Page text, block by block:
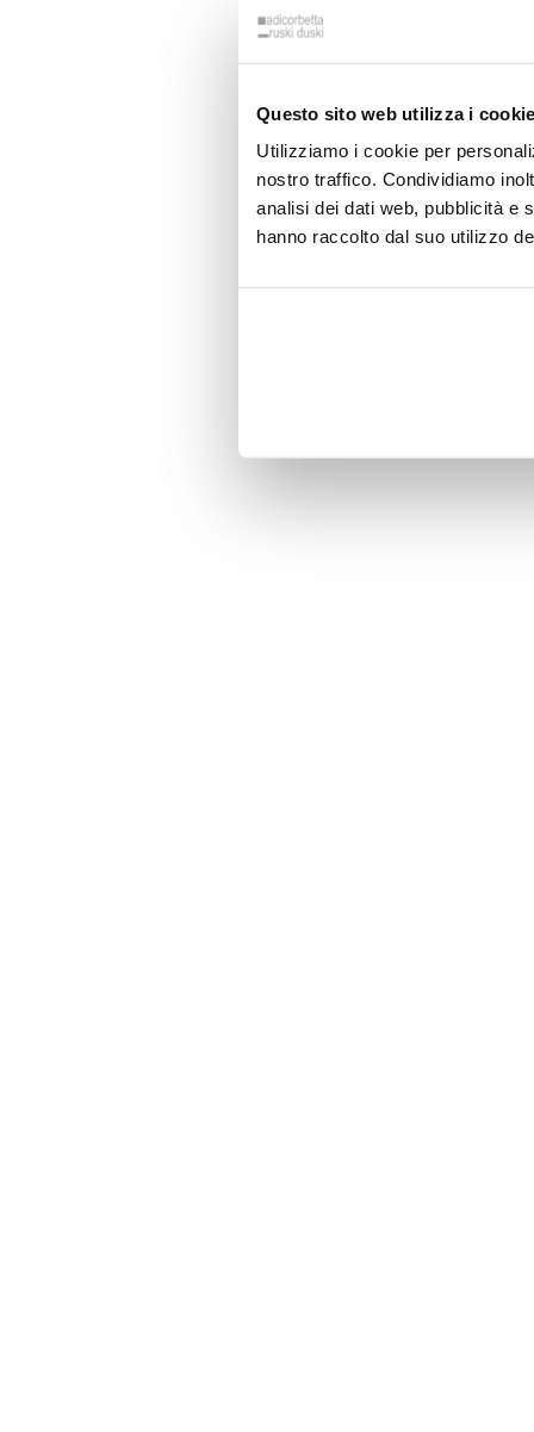
Questo sito web utilizza i
Utilizziamo i cookie per
nostro traffico. Condividiamo
analisi dei dati web, pubblicità e
hanno raccolto dal suo utilizzo